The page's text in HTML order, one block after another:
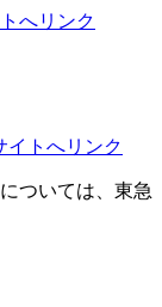
へリンク
トへリンク
ついては、東急